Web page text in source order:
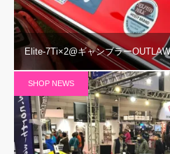
Elite-7Ti×2@ギャンブラーOUTLAW
SHOP NEWS